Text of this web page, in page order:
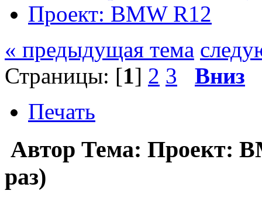
Проект: BMW R12
« предыдущая тема
Страницы: [1] 2 3
Вниз
Печать
Автор Тема: Проект:
раз)